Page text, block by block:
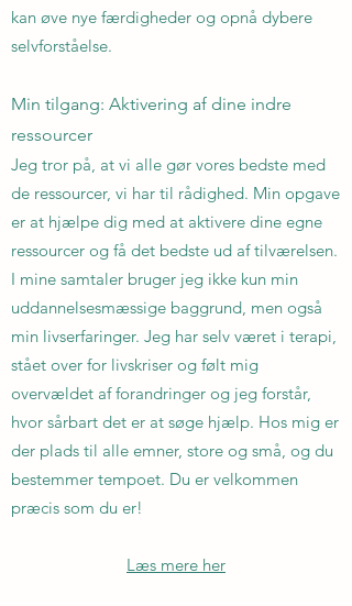
kan øve nye færdigheder og opnå dybere
selvforståelse.
Min tilgang: Aktivering af dine indre
ressourcer
Jeg tror på, at vi alle gør vores bedste med
de ressourcer, vi har til rådighed. Min opgave
er at hjælpe dig med at aktivere dine egne
ressourcer og få det bedste ud af tilværelsen.
I mine samtaler bruger jeg ikke kun min
uddannelsesmæssige baggrund, men også
min livserfaringer. Jeg har selv været i terapi,
stået over for livskriser og følt mig
overvældet af forandringer og jeg forstår,
hvor sårbart det er at søge hjælp. Hos mig er
der plads til alle emner, store og små, og du
bestemmer tempoet. Du er velkommen
præcis som du er!
Læs mere her